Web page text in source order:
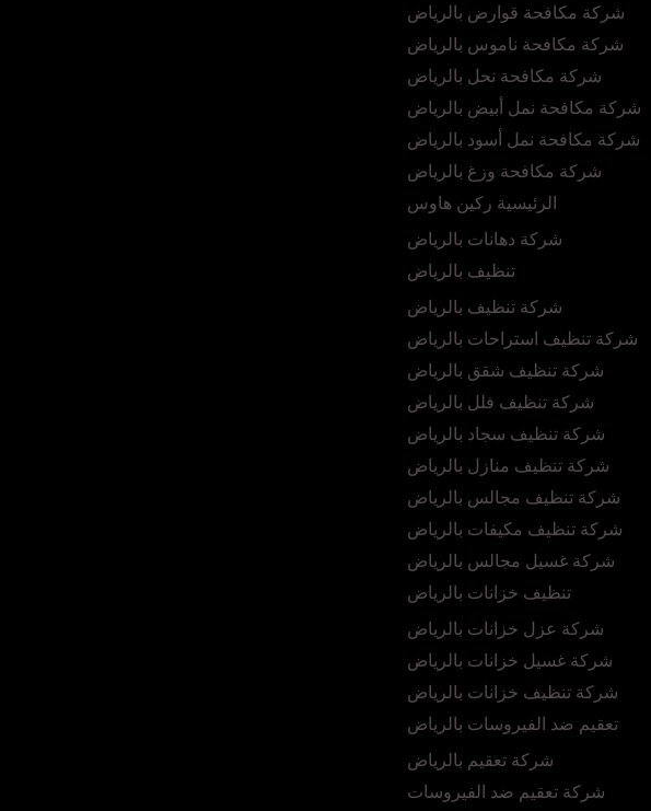
شركة مكافحة قوارض بالرياض
شركة مكافحة ناموس بالرياض
شركة مكافحة نحل بالرياض
شركة مكافحة نمل أبيض بالرياض
شركة مكافحة نمل أسود بالرياض
شركة مكافحة وزغ بالرياض
الرئيسية ركين هاوس
شركة دهانات بالرياض
تنظيف بالرياض
شركة تنظيف بالرياض
شركة تنظيف استراحات بالرياض
شركة تنظيف شقق بالرياض
شركة تنظيف فلل بالرياض
شركة تنظيف سجاد بالرياض
شركة تنظيف منازل بالرياض
شركة تنظيف مجالس بالرياض
شركة تنظيف مكيفات بالرياض
شركة غسيل مجالس بالرياض
تنظيف خزانات بالرياض
شركة عزل خزانات بالرياض
شركة غسيل خزانات بالرياض
شركة تنظيف خزانات بالرياض
تعقيم ضد الفيروسات بالرياض
شركة تعقيم بالرياض
شركة تعقيم ضد الفيروسات